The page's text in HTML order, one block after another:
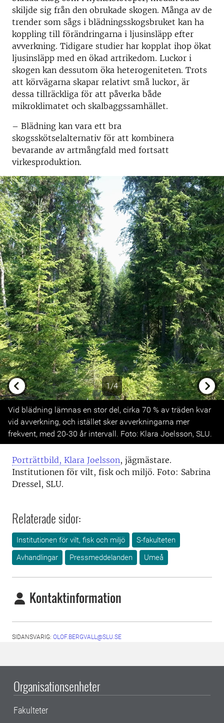
skiljde sig från den obrukade skogen. Många av de
trender som sågs i blädningsskogsbruket kan ha
koppling till förändringarna i ljusinsläpp efter
avverkning. Tidigare studier har kopplat ihop ökat
ljusinsläpp med en ökad artrikedom. Luckor i
skogen kan dessutom öka heterogeniteten. Trots
att körvägarna skapar relativt små luckor, är
dessa tillräckliga för att påverka både
mikroklimatet och skalbaggssamhället.
– Blädning kan vara ett bra
skogsskötselalternativ för att kombinera
bevarande av artmångfald med fortsatt
virkesproduktion.
1/4
Previous
Vid blädning lämnas en stor del, cirka 70 % av träden kvar
vid avverkning, och istället sker avverkningarna mer
frekvent, med 20-30 år intervall. Foto: Klara Joelsson, SLU.
Porträttbild, Klara Joelsson, jägmästare.
Institutionen för vilt, fisk och miljö. Foto: Sabrina
Dressel, SLU.
Relaterade sidor:
Institutionen för vilt, fisk och miljö
S-fakulteten
Avhandlingar
Pressmeddelanden Umeå
Kontaktinformation
SIDANSVARIG: OLOF.BERGVALL@SLU.SE
Organisationsenheter
Fakulteter